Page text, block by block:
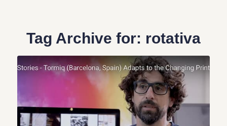
Tag Archive for: rotativa